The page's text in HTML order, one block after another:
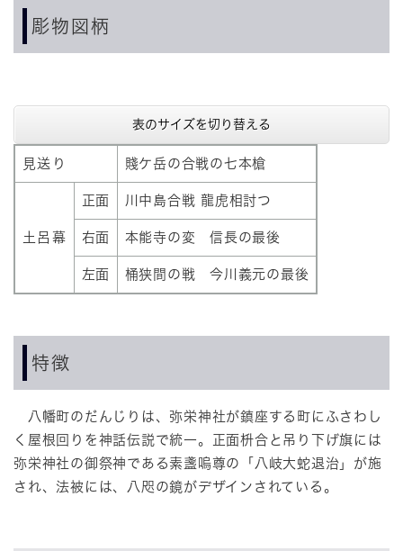
彫物図柄
表のサイズを切り替える
見送り 賤ケ岳の合戦の七本槍
土呂幕
正面 川中島合戦 龍虎相討つ
右面 本能寺の変 信長の最後
左面 桶狭間の戦 今川義元の最後
特徴
八幡町のだんじりは、弥栄神社が鎮座する町にふさわし
く屋根回りを神話伝説で統一。正面枡合と吊り下げ旗には
弥栄神社の御祭神である素盞嗚尊の「八岐大蛇退治」が施
され、法被には、八咫の鏡がデザインされている。